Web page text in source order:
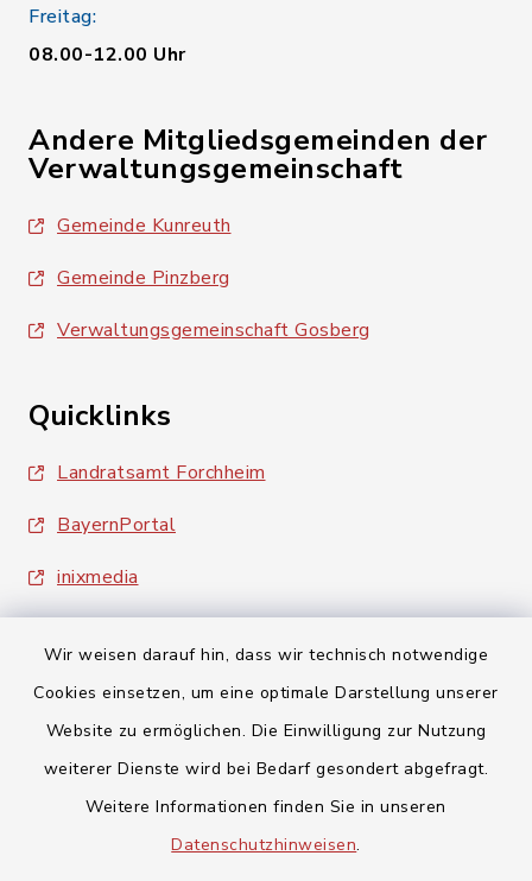
Wir weisen darauf hin, dass wir technisch notwendige
Cookies einsetzen, um eine optimale Darstellung unserer
Website zu ermöglichen. Die Einwilligung zur Nutzung
weiterer Dienste wird bei Bedarf gesondert abgefragt.
Weitere Informationen finden Sie in unseren
Datenschutzhinweisen.
Freitag:
08.00-12.00 Uhr
Andere Mitgliedsgemeinden der
Verwaltungsgemeinschaft
Gemeinde Kunreuth
Gemeinde Pinzberg
Verwaltungsgemeinschaft Gosberg
Quicklinks
Landratsamt Forchheim
BayernPortal
inixmedia
Barrierefreiheit